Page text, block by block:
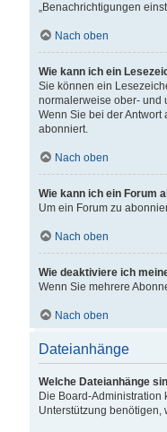
„Benachrichtigungen
Nach oben
Wie kann ich ein
Sie können ein
normalerweise ober- und
Wenn Sie bei der Antwort
abonniert.
Nach oben
Wie kann ich ein Forum
Um ein Forum zu
Nach oben
Wie deaktiviere ich
Wenn Sie mehrere
Nach oben
Dateianhänge
Welche Dateianhänge
Die Board-
Unterstützung benötigen,